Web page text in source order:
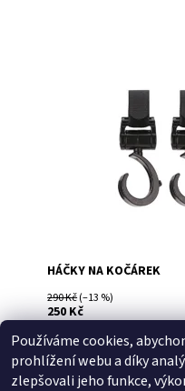
Zavěste si pohodlně
Rotace 360 ° Nosnost
Skladem
HÁČKY NA KOČÁREK
290 Kč(–13 %)
250 Kč
Buďte první, kdo napíše
Používáme cookies,
prohlížení webu a díky
zlepšovali jeho funkce,